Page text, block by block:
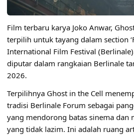
Film terbaru karya Joko Anwar,
terpilih untuk tayang dalam section
International Film Festival
diputar dalam rangkaian Berlinale
2026.
Terpilihnya Ghost in the Cell
tradisi Berlinale Forum sebagai
yang mendorong batas sinema dan
yang tidak lazim. Ini adalah ruang